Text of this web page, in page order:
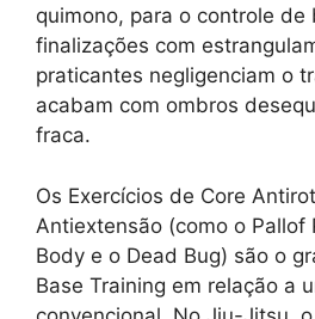
quimono, para o controle de
finalizações com
praticantes negligenciam o
acabam com ombros
fraca.
Os Exercícios de Core
Antiextensão (como o Pallof
Body e o Dead Bug) são o
Base Training em relação a